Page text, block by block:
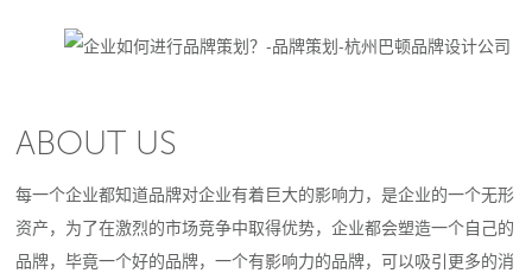
ABOUT US
每一个企业都知道品牌对企业有着巨大的影响力，是企业的一个无形
资产，为了在激烈的市场竞争中取得优势，企业都会塑造一个自己的
品牌，毕竟一个好的品牌，一个有影响力的品牌，可以吸引更多的消